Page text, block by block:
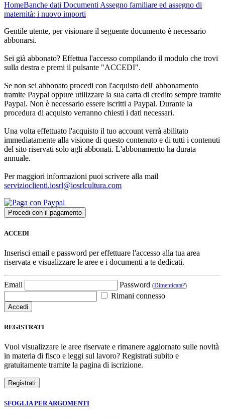
HomeBanche dati DocumentiAssegno familiare ed assegno di
maternità: i nuovo importi
Gentile utente, per visionare il seguente documento è necessario
abbonarsi.
Sei già abbonato? Effettua l'accesso compilando il modulo che trovi
sulla destra e premi il pulsante "ACCEDI".
Se non sei abbonato procedi con l'acquisto dell' abbonamento
tramite Paypal oppure utilizzare la sua carta di credito sempre tramite
Paypal. Non è necessario essere iscritti a Paypal. Durante la
procedura di acquisto verranno chiesti i dati necessari.
Una volta effettuato l'acquisto il tuo account verrà abilitato
immediatamente alla visione di questo contenuto e di tutti i contenuti
del sito riservati solo agli abbonati. L'abbonamento ha durata
annuale.
Per maggiori informazioni puoi scrivere alla mail
servizioclienti.iosrl@iosrlcultura.com
ACCEDI
Inserisci email e password per effettuare l'accesso alla tua area
riservata e visualizzare le aree e i documenti a te dedicati.
Email Password (Dimenticata?)
Rimani connesso
REGISTRATI
Vuoi visualizzare le aree riservate e rimanere aggiornato sulle novità
in materia di fisco e leggi sul lavoro? Registrati subito e
gratuitamente tramite la pagina di iscrizione.
SFOGLIA PER ARGOMENTI